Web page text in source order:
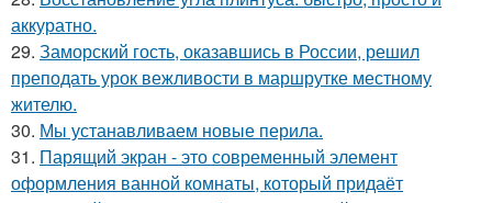
аккуратно.
29. Заморский гость, оказавшись в России, решил
преподать урок вежливости в маршрутке местному
жителю.
30. Мы устанавливаем новые перила.
31. Парящий экран - это современный элемент
оформления ванной комнаты, который придаёт